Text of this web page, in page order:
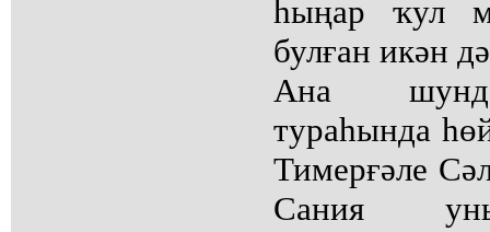
һыңар ҡул
булған икән
Ана
тураһында
Тимерғәле
Сания